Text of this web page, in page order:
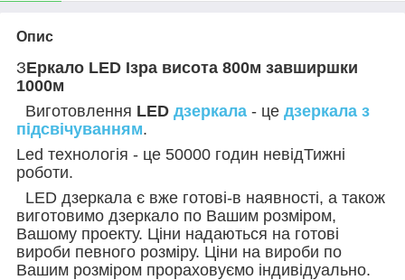
Опис
ЗЕркало LED Ізра висота 800м завширшки
1000м
Виготовлення LED дзеркала - це дзеркала з
підсвічуванням.
Led технологія - це 50000 годин невідТижні
роботи.
LED дзеркала є вже готові-в наявності, а також
виготовимо дзеркало по Вашим розміром,
Вашому проекту. Ціни надаються на готові
вироби певного розміру. Ціни на вироби по
Вашим розміром прораховуємо індивідуально.